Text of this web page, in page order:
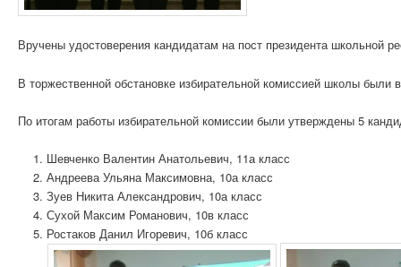
Вручены удостоверения кандидатам на пост президента школьной
В торжественной обстановке избирательной комиссией школы были
По итогам работы избирательной комиссии были утверждены 5
Шевченко Валентин Анатольевич, 11а класс
Андреева Ульяна Максимовна, 10а класс
Зуев Никита Александрович, 10а класс
Сухой Максим Романович, 10в класс
Ростаков Данил Игоревич, 10б класс